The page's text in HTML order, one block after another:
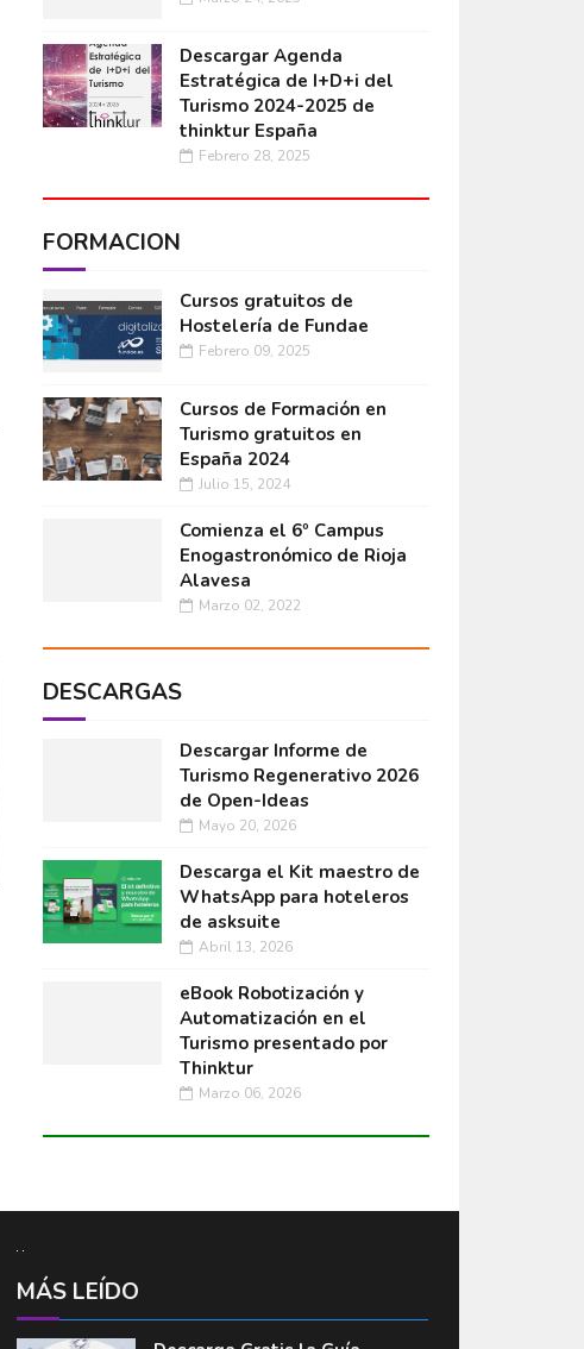
Descargar Agenda
Estratégica de I+D+i del
Turismo 2024-2025 de
thinktur España
Febrero 28, 2025
FORMACIÓN
Cursos gratuitos de
Hostelería de Fundae
Febrero 09, 2025
Cursos de Formación en
Turismo gratuitos en
España 2024
Julio 15, 2024
Comienza el 6º Campus
Enogastronómico de Rioja
Alavesa
Marzo 02, 2022
DESCARGAS
Descargar Informe de
Turismo Regenerativo 2026
de Open-Ideas
Mayo 20, 2026
Descarga el Kit maestro de
WhatsApp para hoteleros
de asksuite
Abril 13, 2026
eBook Robotización y
Automatización en el
Turismo presentado por
Thinktur
Marzo 06, 2026
MÁS LEÍDO